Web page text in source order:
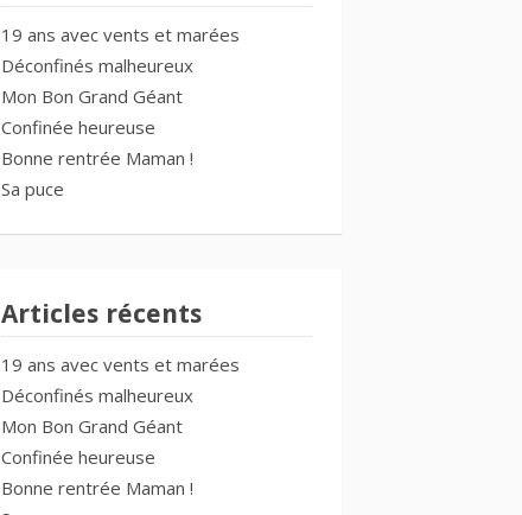
19 ans avec vents et marées
Déconfinés malheureux
Mon Bon Grand Géant
Confinée heureuse
Bonne rentrée Maman !
Sa puce
Articles récents
19 ans avec vents et marées
Déconfinés malheureux
Mon Bon Grand Géant
Confinée heureuse
Bonne rentrée Maman !